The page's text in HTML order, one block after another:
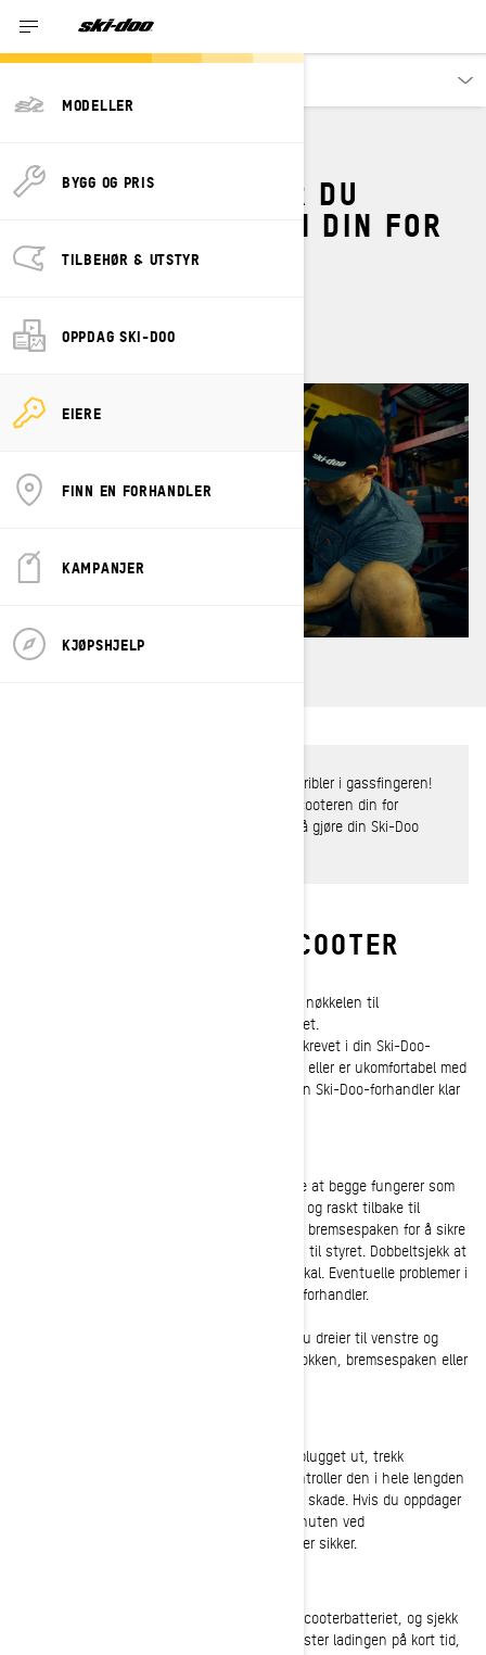
MODELLER
BYGG OG PRIS
TILBEHØR & UTSTYR
OPPDAG SKI-DOO
EIERE
FINN EN FORHANDLER
KAMPANJER
KJØPSHJELP
HVORDAN PREPPER DU
DYPSNØSCOOTEREN DIN FOR
VINTERSESONGEN?
Den første snøen kommer snart, og det kribler i gassfingeren!
Det er tid for å begynne å klargjøre snøscooteren din for
vinteren. Følgende liste hjelper deg med å gjøre din Ski-Doo
GJØRE DIN DYPSNØSCOOTER
Riktig forberedelse av sleden før sesongen er nøkkelen til
snøscooterens pålitelighet, ytelse og sikkerhet.
Forberedelsesprosessen før sesongen er beskrevet i din Ski-Doo-
brukerhåndbok. Husk at hvis du har spørsmål eller er ukomfortabel med
å utføre noen av de følgende tingene, står din Ski-Doo-forhandler klar
Kontroller gass- og bremsespakene for å sikre at begge fungerer som
de skal. Gasspaken din skal bevege seg jevnt og raskt tilbake til
utgangsposisjonen når den slippes. Klem inn bremsespaken for å sikre
at den ikke føles svampaktig eller går helt inn til styret. Dobbeltsjekk at
motorstoppbryteren også fungerer som den skal. Eventuelle problemer i
disse områdene bør utbedres av din Ski-Doo-forhandler.
Pass på at det er full bevegelse i styret når du dreier til venstre og
høyre. Det skal heller ikke være slark i gassblokken, bremsespaken eller
Med stoppbryteren nede og sikkerhetstauet plugget ut, trekk
startsnoren sakte ut fra startenheten og kontroller den i hele lengden
med tanke på slitasje, separering eller annen skade. Hvis du oppdager
problemer, er det tid for en utskifting. Sjekk knuten ved
trekkehåndtaket for å forsikre deg om at den er sikker.
Hvis den er utstyrt med et slikt, lad opp snøscooterbatteriet, og sjekk
at det beholder ladingen. Dersom batteriet mister ladingen på kort tid,